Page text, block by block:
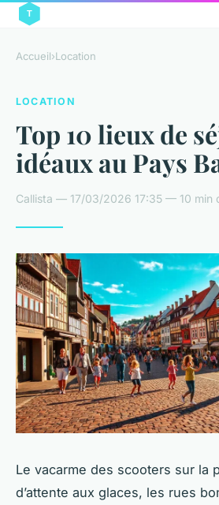
Accueil›Location
LOCATION
Top 10 lieux de
idéaux au Pays
Callista — 17/03/2026 17:35 — 10 min
Le vacarme des scooters sur la
d’attente aux glaces, les rues